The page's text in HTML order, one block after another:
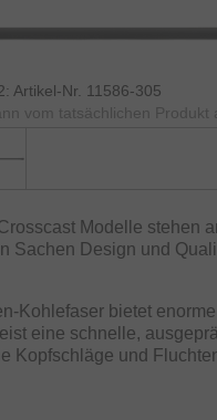
Artikel-Nr. 11586-305
vom tatsächlichen Produkt
Modelle stehen
Sachen Design und
Kohlefaser bietet enorme
eine schnelle,
Kopfschläge und